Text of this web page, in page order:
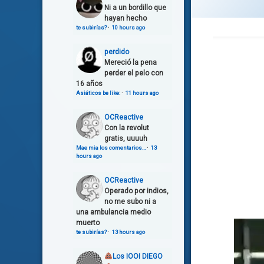
Ni a un bordillo que
hayan hecho
te subirías?· 10 hours ago
perdido
Mereció la pena
perder el pelo con
16 años
Asiáticos be like:· 11 hours ago
OCReactive
Con la revolut
gratis, uuuuh
Mae mia los comentarios… · 13
hours ago
OCReactive
Operado por indios,
no me subo ni a
una ambulancia medio
muerto
te subirías?· 13 hours ago
Los IOOI DIEGO